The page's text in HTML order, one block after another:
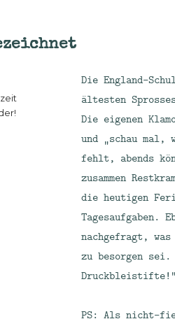
Die England-
ältesten
Die eigenen
und „schau mal,
fehlt, abends
zusammen
die heutigen
Tagesaufgaben.
nachgefragt, was
zu besorgen
PS: Als nicht-